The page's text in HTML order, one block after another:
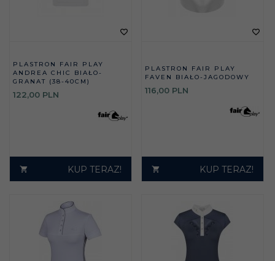
PLASTRON FAIR PLAY
ANDREA CHIC BIAŁO-
GRANAT (38-40CM)
122,00 PLN
KUP TERAZ!
PLASTRON FAIR PLAY
FAVEN BIAŁO-JAGODOWY
116,00 PLN
KUP TERAZ!